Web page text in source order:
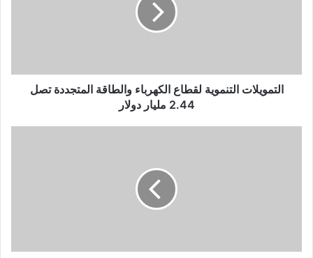
التمويلات التنموية لقطاع الكهرباء والطاقة المتجددة تصل
2.44 مليار دولار